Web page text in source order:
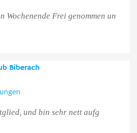
Wochenende Frei genommen un
Biberach
und bin sehr nett aufg